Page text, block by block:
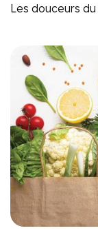
Les douceurs